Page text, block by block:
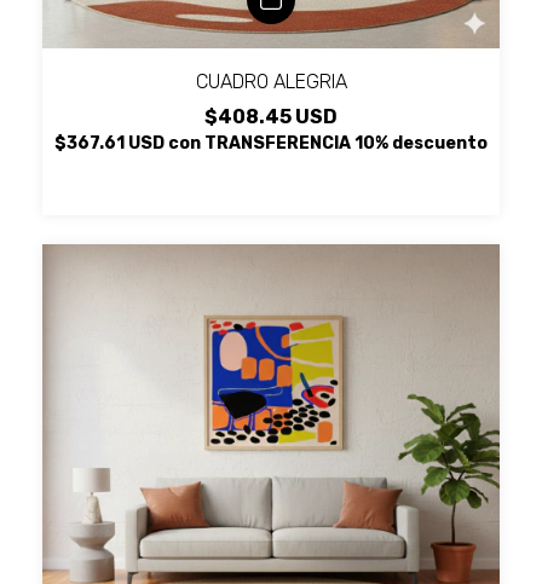
CUADRO ALEGRIA
$408.45 USD
$367.61 USD con TRANSFERENCIA 10% descuento